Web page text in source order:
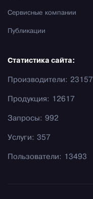
Сервисные компании
Публикации
Статистика сайта:
Производители: 23157
Продукция: 12617
Запросы: 992
Услуги: 357
Пользователи: 13493